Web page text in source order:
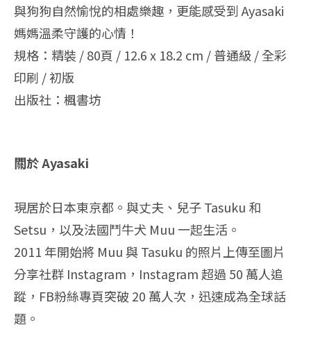
與狗狗自然愉悅的相處樂趣，更能感受到 Ayasaki
媽媽溫柔守護的心情！
規格：精裝 / 80頁 / 12.6 x 18.2 cm / 普通級 / 全彩
印刷 / 初版
出版社：楓書坊
關於 Ayasaki
現居於日本東京都。與丈夫、兒子 Tasuku 和
Setsu，以及法國鬥牛犬 Muu 一起生活。
2011 年開始將 Muu 與 Tasuku 的照片上傳至圖片
分享社群 Instagram，Instagram 超過 50 萬人追
蹤，FB粉絲專頁突破 20 萬人次，迅速成為全球話
題。